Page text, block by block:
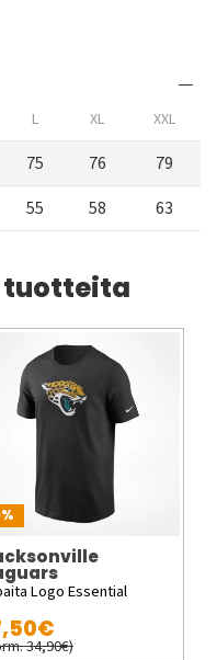
L XL XXL
75 76
79
55 58 63
tuotteita
Logo Essential
34,90€)